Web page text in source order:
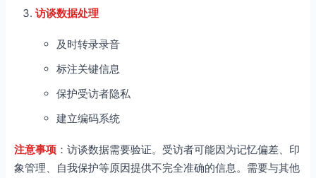
访谈数据处理
及时转录录音
标注关键信息
保护受访者隐私
建立编码系统
注意事项 ：访谈数据需要验证。受访者可能因为记忆偏差、印
象管理、自我保护等原因提供不完全准确的信息。需要与其他